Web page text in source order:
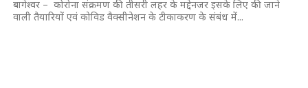
बागेश्वर – कोरोना संक्रमण की तीसरी लहर के मद्देनजर इसके लिए की जाने
वाली तैयारियों एवं कोविड वैक्सीनेशन के टीकाकरण के संबंध में...